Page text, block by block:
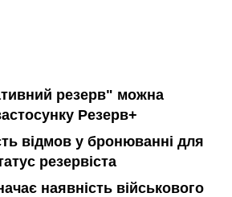
резерв" можна
Резерв+
відмов у бронюванні для
резервіста
наявність військового